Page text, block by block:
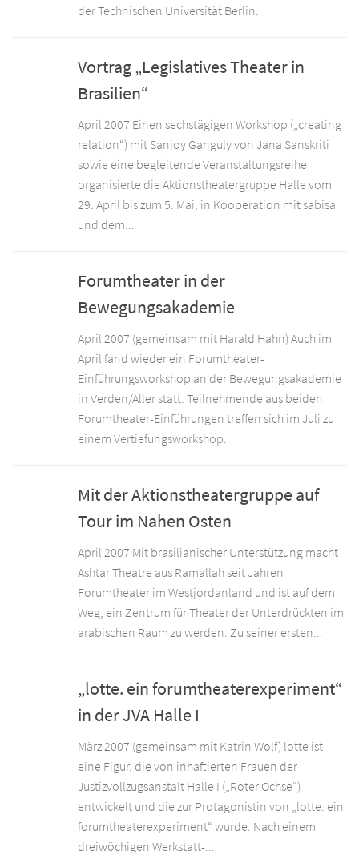
der Technischen Universität Berlin.
Vortrag „Legislatives Theater in
Brasilien“
April 2007 Einen sechstägigen Workshop („creating
relation“) mit Sanjoy Ganguly von Jana Sanskriti
sowie eine begleitende Veranstaltungsreihe
organisierte die Aktionstheatergruppe Halle vom
29. April bis zum 5. Mai, in Kooperation mit sabisa
und dem...
Forumtheater in der
Bewegungsakademie
April 2007 (gemeinsam mit Harald Hahn) Auch im
April fand wieder ein Forumtheater-
Einführungsworkshop an der Bewegungsakademie
in Verden/Aller statt. Teilnehmende aus beiden
Forumtheater-Einführungen treffen sich im Juli zu
einem Vertiefungsworkshop.
Mit der Aktionstheatergruppe auf
Tour im Nahen Osten
April 2007 Mit brasilianischer Unterstützung macht
Ashtar Theatre aus Ramallah seit Jahren
Forumtheater im Westjordanland und ist auf dem
Weg, ein Zentrum für Theater der Unterdrückten im
arabischen Raum zu werden. Zu seiner ersten...
„lotte. ein forumtheaterexperiment“
in der JVA Halle I
März 2007 (gemeinsam mit Katrin Wolf) lotte ist
eine Figur, die von inhaftierten Frauen der
Justizvollzugsanstalt Halle I („Roter Ochse“)
entwickelt und die zur Protagonistin von „lotte. ein
forumtheaterexperiment“ wurde. Nach einem
dreiwöchigen Werkstatt-...